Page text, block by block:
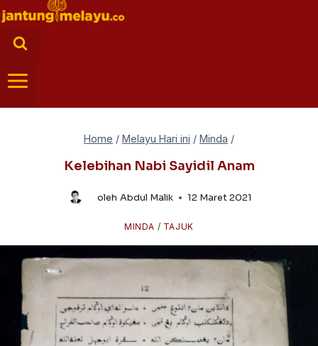
Home / Melayu Hari ini / Minda /
Kelebihan Nabi Sayidil Anam
oleh Abdul Malik 12 Maret 2021
MINDA / TAJUK